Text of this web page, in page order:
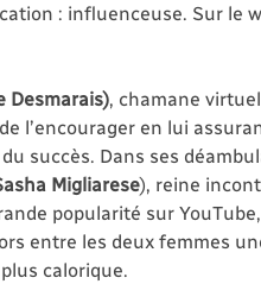
: influenceuse. Sur le
Desmarais), chamane
l’encourager en lui
succès. Dans ses
Migliarese), reine
popularité sur
entre les deux femmes
calorique.